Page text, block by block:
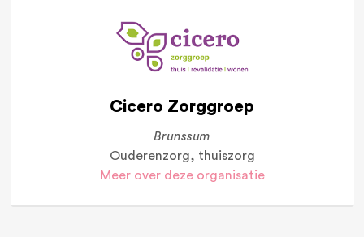
Cicero Zorggroep
Brunssum
Ouderenzorg, thuiszorg
Meer over deze organisatie